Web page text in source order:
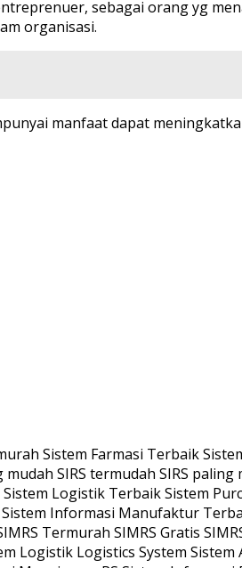
sebagai orang yg
organisasi.
manfaat dapat
Sistem Farmasi Terbaik
SIRS termudah SIRS
Logistik Terbaik Sistem
Informasi Manufaktur
Termurah SIMRS Gratis
Logistik Logistics System